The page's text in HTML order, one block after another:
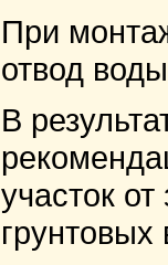
При
отвод
В
участок
грунтовых